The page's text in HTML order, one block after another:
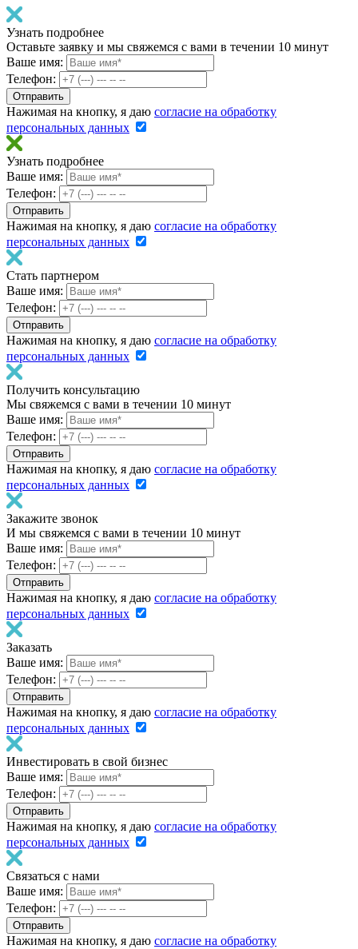
Узнать подробнее
Оставьте заявку и мы свяжемся с вами в течении 10 минут
Ваше имя:
Телефон:
Нажимая на кнопку, я даю согласие на обработку
персональных данных
Узнать подробнее
Ваше имя:
Телефон:
Нажимая на кнопку, я даю согласие на обработку
персональных данных
Стать партнером
Ваше имя:
Телефон:
Нажимая на кнопку, я даю согласие на обработку
персональных данных
Получить консультацию
Мы свяжемся с вами в течении 10 минут
Ваше имя:
Телефон:
Нажимая на кнопку, я даю согласие на обработку
персональных данных
Закажите звонок
И мы свяжемся с вами в течении 10 минут
Ваше имя:
Телефон:
Нажимая на кнопку, я даю согласие на обработку
персональных данных
Заказать
Ваше имя:
Телефон:
Нажимая на кнопку, я даю согласие на обработку
персональных данных
Инвестировать в свой бизнес
Ваше имя:
Телефон:
Нажимая на кнопку, я даю согласие на обработку
персональных данных
Связаться с нами
Ваше имя:
Телефон:
Нажимая на кнопку, я даю согласие на обработку